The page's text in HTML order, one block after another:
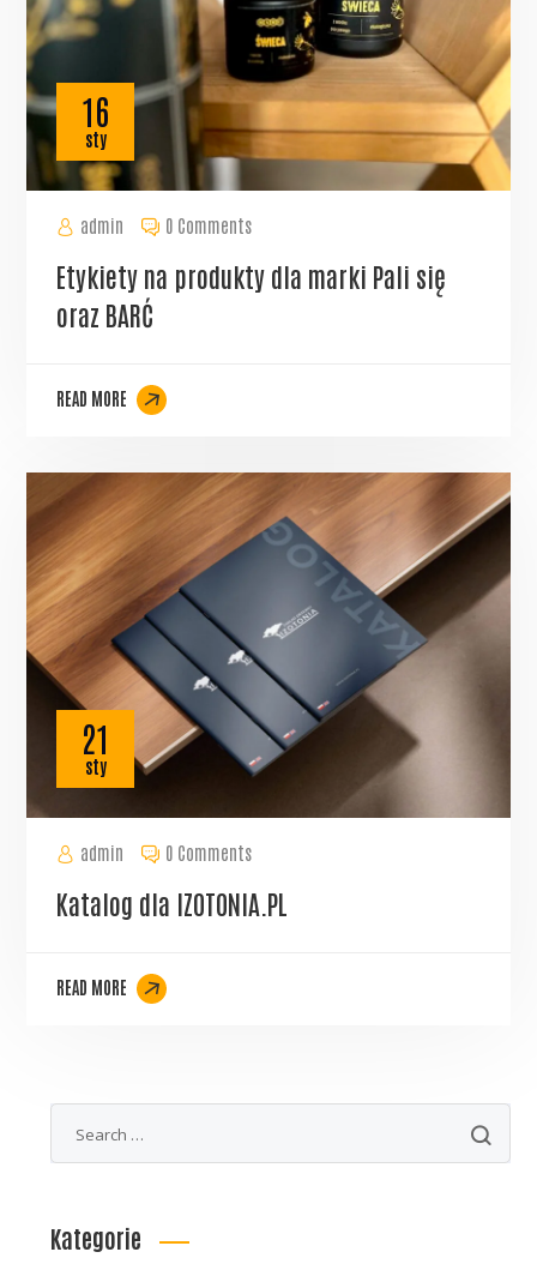
admin
16
sty
0 Comments
Etykiety na produkty dla marki Pali się
oraz BARĆ
READ MORE
admin
21
sty
0 Comments
Katalog dla IZOTONIA.PL
READ MORE
Kategorie